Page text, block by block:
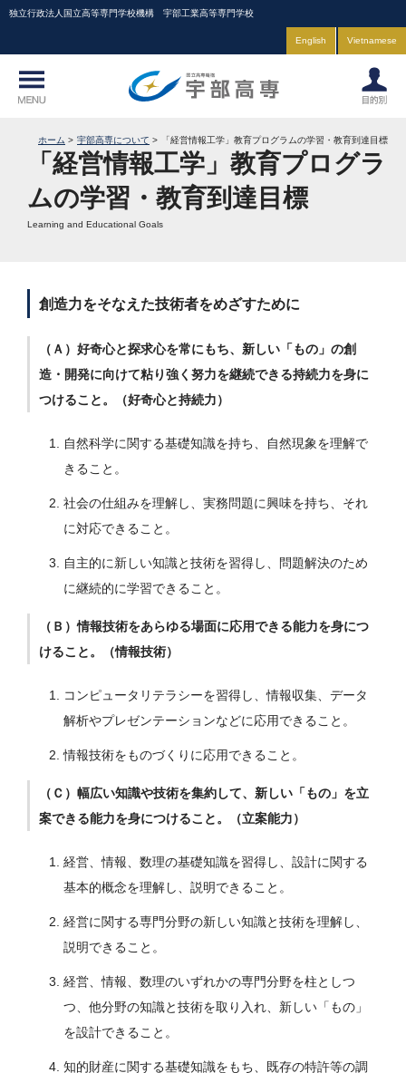
独立行政法人国立高等専門学校機構 宇部工業高等専門学校
English Vietnamese
ホーム 宇部高専について 「経営情報工学」教育プログラムの学習・教育到達目標
「経営情報工学」教育プログラ
ムの学習・教育到達目標
Learning and Educational Goals
創造力をそなえた技術者をめざすために
（Ａ）好奇心と探求心を常にもち、新しい「もの」の創
造・開発に向けて粘り強く努力を継続できる持続力を身に
つけること。（好奇心と持続力）
自然科学に関する基礎知識を持ち、自然現象を理解で
きること。
社会の仕組みを理解し、実務問題に興味を持ち、それ
に対応できること。
自主的に新しい知識と技術を習得し、問題解決のため
に継続的に学習できること。
（Ｂ）情報技術をあらゆる場面に応用できる能力を身につ
けること。（情報技術）
コンピュータリテラシーを習得し、情報収集、データ
解析やプレゼンテーションなどに応用できること。
情報技術をものづくりに応用できること。
（Ｃ）幅広い知識や技術を集約して、新しい「もの」を立
案できる能力を身につけること。（立案能力）
経営、情報、数理の基礎知識を習得し、設計に関する
基本的概念を理解し、説明できること。
経営に関する専門分野の新しい知識と技術を理解し、
説明できること。
経営、情報、数理のいずれかの専門分野を柱としつ
つ、他分野の知識と技術を取り入れ、新しい「もの」
を設計できること。
知的財産に関する基礎知識をもち、既存の特許等の調